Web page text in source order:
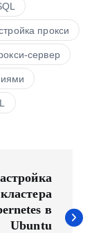
прокси
сервер
кластера
в
Ubuntu